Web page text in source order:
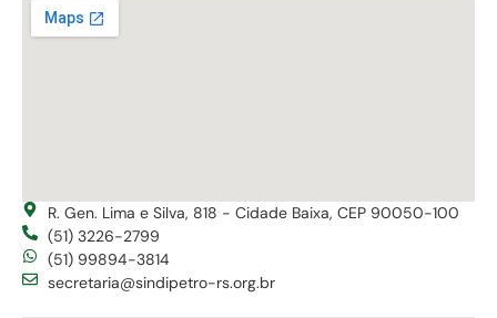
R. Gen. Lima e Silva, 818 - Cidade Baixa, CEP 90050-100
(51) 3226-2799
(51) 99894-3814
secretaria@sindipetro-rs.org.br